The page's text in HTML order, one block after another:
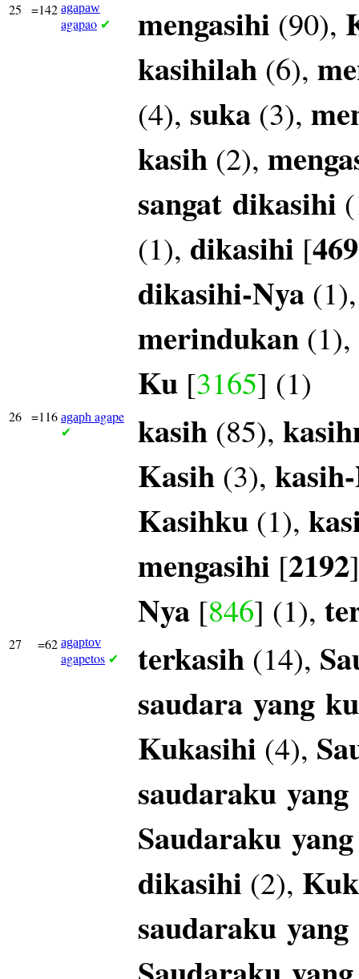
25 =142 agapaw
agapao ✔ mengasihi (90),
kasihilah (6),
(4), suka (3),
kasih (2),
sangat dikasihi
(1), dikasihi [
dikasihi-Nya
merindukan (1),
Ku [3165] (1)
26 =116 agaph agape
✔ kasih (85),
Kasih (3),
Kasihku (1),
mengasihi [2192
Nya [846] (1),
27 =62 agaptov
agapetos ✔ terkasih (14),
saudara yang
Kukasihi (4),
saudaraku yang
Saudaraku yang
dikasihi (2),
saudaraku yang